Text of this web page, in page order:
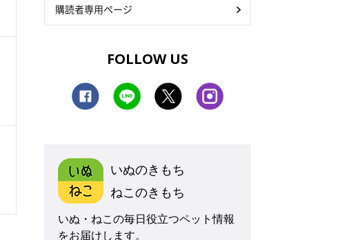
購読者専用ページ
FOLLOW US
いぬのきもち
ねこのきもち
いぬ・ねこの毎日役立つペット情報
をお届けします。